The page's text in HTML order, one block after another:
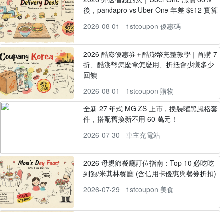
後，pandapro vs Uber One 年差 $912 實算
2026-08-01
1stcoupon 優惠碼
2026 酷澎優惠券＋酷澎幣完整教學｜首購 7
折、酷澎幣怎麼拿怎麼用、折抵會少賺多少
回饋
2026-08-01
1stcoupon 購物
全新 27 年式 MG ZS 上市，換裝曜黑風格套
件，搭配舊換新不用 60 萬元！
2026-07-30
車主充電站
2026 母親節餐廳訂位指南：Top 10 必吃吃
到飽/米其林餐廳 (含信用卡優惠與餐券折扣)
2026-07-29
1stcoupon 美食